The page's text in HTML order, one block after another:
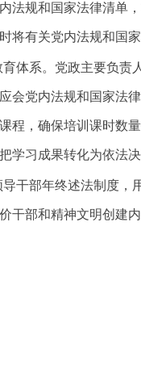
规和国家法律清单
有关党内法规和国
体系。党政主要负
党内法规和国家法
，确保培训课时数
习成果转化为依法
干部年终述法制度
部和精神文明创建